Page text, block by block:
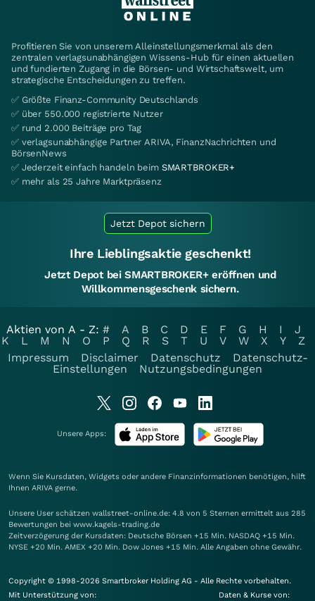
Profitieren Sie von unserem Alleinstellungsmerkmal als den
zentralen verlagsunabhängigen Wissens-Hub für einen aktuellen
und fundierten Zugang in die Börsen- und Wirtschaftswelt, um
strategische Entscheidungen zu treffen.
✅ Größte Finanz-Community Deutschlands
✅ über 550.000 registrierte Nutzer
✅ rund 2.000 Beiträge pro Tag
✅ verlagsunabhängige Partner ARIVA, FinanzNachrichten und
BörsenNews
✅ Jederzeit einfach handeln beim SMARTBROKER+
✅ mehr als 25 Jahre Marktpräsenz
Jetzt Depot sichern
Ihre Lieblingsaktie geschenkt!
Jetzt Depot bei SMARTBROKER+ eröffnen und
Willkommensgeschenk sichern.
Aktien von A - Z: # A B C D E F G H I
J
K
L M N O P Q R S T U V W X Y
Z
Impressum
Disclaimer Datenschutz
Datenschutz-
Einstellungen
Nutzungsbedingungen
Unsere Apps:
Wenn Sie Kursdaten, Widgets oder andere Finanzinformationen benötigen, hilft
Ihnen ARIVA gerne.
Unsere User schätzen wallstreet-online.de: 4.8 von 5 Sternen ermittelt aus 285
Bewertungen bei www.kagels-trading.de
Zeitverzögerung der Kursdaten: Deutsche Börsen +15 Min. NASDAQ +15 Min.
NYSE +20 Min. AMEX +20 Min. Dow Jones +15 Min. Alle Angaben ohne Gewähr.
Copyright © 1998-2026 Smartbroker Holding AG - Alle Rechte vorbehalten.
Mit Unterstützung von:
Daten & Kurse von: